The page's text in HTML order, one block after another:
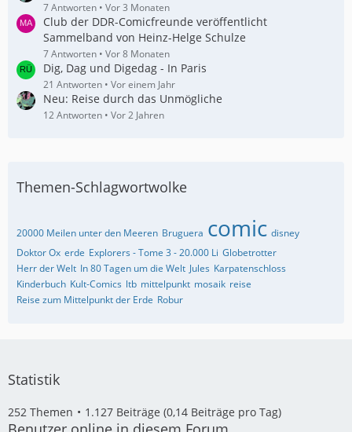
7 Antworten Vor 3 Monaten
Club der DDR-Comicfreunde veröffentlicht
Sammelband von Heinz-Helge Schulze
7 Antworten Vor 8 Monaten
Dig, Dag und Digedag - In Paris
21 Antworten Vor einem Jahr
Neu: Reise durch das Unmögliche
12 Antworten Vor 2 Jahren
Themen-Schlagwortwolke
20000 Meilen unter den Meeren Bruguera comic disney
Doktor Ox erde Explorers - Tome 3 - 20.000 Li Globetrotter
Herr der Welt In 80 Tagen um die Welt Jules Karpatenschloss
Kinderbuch Kult-Comics ltb mittelpunkt mosaik reise
Reise zum Mittelpunkt der Erde Robur
Statistik
252 Themen 1.127 Beiträge (0,14 Beiträge pro Tag)